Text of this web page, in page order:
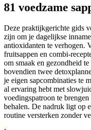
81 voedzame
Deze praktijkgerichte gids
zijn om je dagelijkse
antioxidanten te verhogen.
fruitsappen en combi-
om smaak en gezondheid
bovendien twee
je eigen sapcombinaties te
al ervaring hebt met
voedingspatroon te
behalen. De nadruk ligt op
routine versterken zonder